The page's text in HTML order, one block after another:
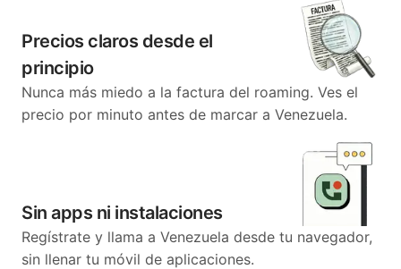
Precios claros desde el
principio
Nunca más miedo a la factura del roaming. Ves el
precio por minuto antes de marcar a Venezuela.
Sin apps ni instalaciones
Regístrate y llama a Venezuela desde tu navegador,
sin llenar tu móvil de aplicaciones.